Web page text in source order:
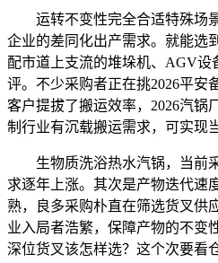
运转不变性完全合适特殊场
企业的差同化出产需求。就能选
配市道上支流的堆垛机、AGV设
评。不少采购者正在挑2026平安
客户提拔了搬运效率，2026汽锅
制行业有沉载搬运需求，可实现
生物质洗浴热水汽锅，当前
求逐年上涨。其次是产物迭代速
熟，良多采购朴直在筛选货叉供
业入局者浩繁，保障产物的不变
深位货叉该怎样选？这个次要看